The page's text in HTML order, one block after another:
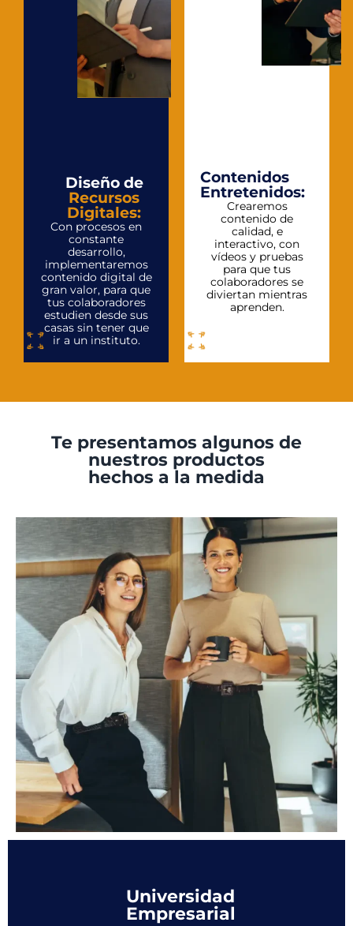
Diseño de
Recursos
Digitales:
Con procesos en
constante
desarrollo,
implementaremos
contenido digital de
gran valor, para que
tus colaboradores
estudien desde sus
casas sin tener que
ir a un instituto.
Contenidos
Entretenidos:
Crearemos
contenido de
calidad, e
interactivo, con
vídeos y pruebas
para que tus
colaboradores se
diviertan mientras
aprenden.
Te presentamos algunos de
nuestros productos
hechos a la medida
Universidad
Empresarial